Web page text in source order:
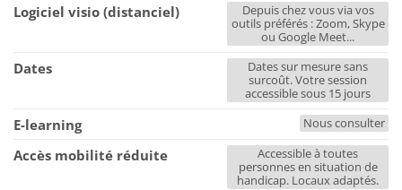
Logiciel visio (distanciel)
Depuis chez vous via vos
outils préférés : Zoom, Skype
ou Google Meet...
Dates
Dates sur mesure sans
surcoût. Votre session
accessible sous 15 jours
E-learning Nous consulter
Accès mobilité réduite
Accessible à toutes
personnes en situation de
handicap. Locaux adaptés.